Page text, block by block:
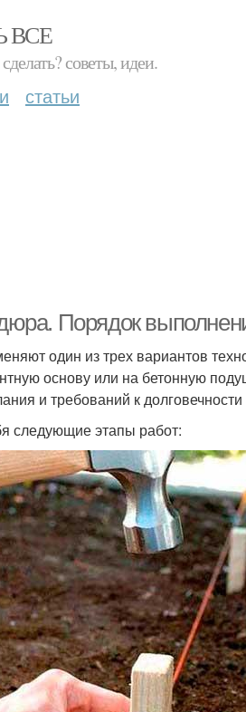
ВСЕ
советы, идеи.
статьи
Порядок
один из трех вариантов
основу или на бетонную
и требований к долговечности
следующие этапы работ: